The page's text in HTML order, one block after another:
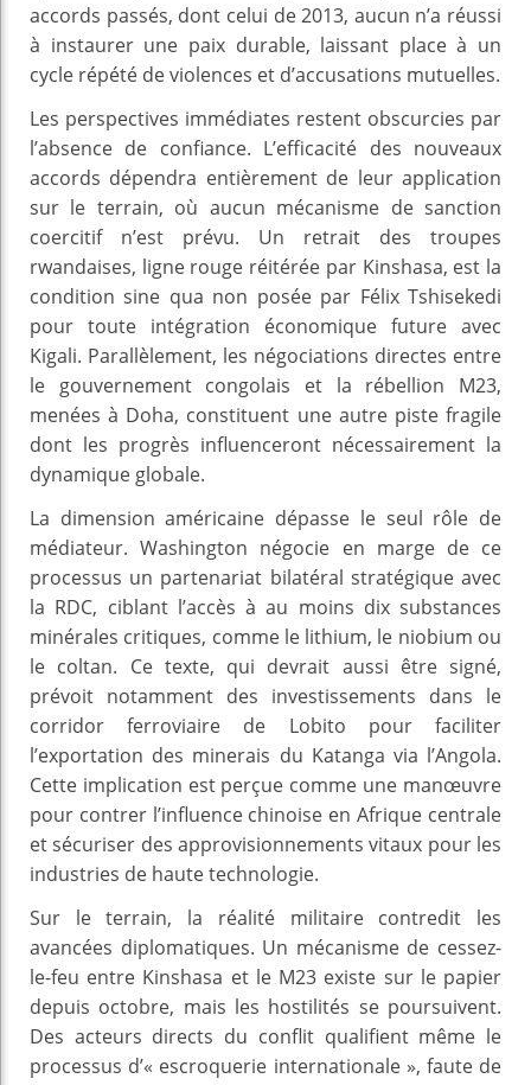
accords passés, dont celui de 2013, aucun n’a réussi
à instaurer une paix durable, laissant place à un
cycle répété de violences et d’accusations mutuelles.
Les perspectives immédiates restent obscurcies par
l’absence de confiance. L’efficacité des nouveaux
accords dépendra entièrement de leur application
sur le terrain, où aucun mécanisme de sanction
coercitif n’est prévu. Un retrait des troupes
rwandaises, ligne rouge réitérée par Kinshasa, est la
condition sine qua non posée par Félix Tshisekedi
pour toute intégration économique future avec
Kigali. Parallèlement, les négociations directes entre
le gouvernement congolais et la rébellion M23,
menées à Doha, constituent une autre piste fragile
dont les progrès influenceront nécessairement la
dynamique globale.
La dimension américaine dépasse le seul rôle de
médiateur. Washington négocie en marge de ce
processus un partenariat bilatéral stratégique avec
la RDC, ciblant l’accès à au moins dix substances
minérales critiques, comme le lithium, le niobium ou
le coltan. Ce texte, qui devrait aussi être signé,
prévoit notamment des investissements dans le
corridor ferroviaire de Lobito pour faciliter
l’exportation des minerais du Katanga via l’Angola.
Cette implication est perçue comme une manœuvre
pour contrer l’influence chinoise en Afrique centrale
et sécuriser des approvisionnements vitaux pour les
industries de haute technologie.
Sur le terrain, la réalité militaire contredit les
avancées diplomatiques. Un mécanisme de cessez-
le-feu entre Kinshasa et le M23 existe sur le papier
depuis octobre, mais les hostilités se poursuivent.
Des acteurs directs du conflit qualifient même le
processus d’« escroquerie internationale », faute de